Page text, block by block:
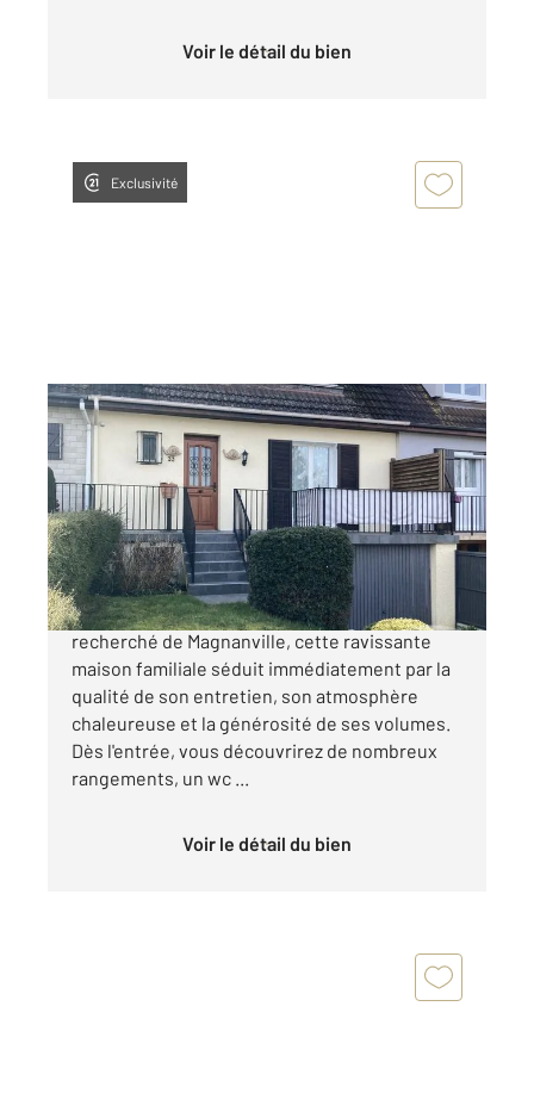
Voir le détail du bien
Exclusivité
MAGNANVILLE 78
92 m
, 5 pièces
Ref : 5561
Maison à vendre
258 000 €
Idéalement située dans un secteur résidentiel
recherché de Magnanville, cette ravissante
maison familiale séduit immédiatement par la
qualité de son entretien, son atmosphère
chaleureuse et la générosité de ses volumes.
Dès l'entrée, vous découvrirez de nombreux
rangements, un wc ...
Voir le détail du bien